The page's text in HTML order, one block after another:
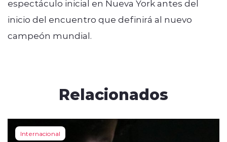
espectáculo inicial en Nueva York antes del
inicio del encuentro que definirá al nuevo
campeón mundial.
Relacionados
Internacional